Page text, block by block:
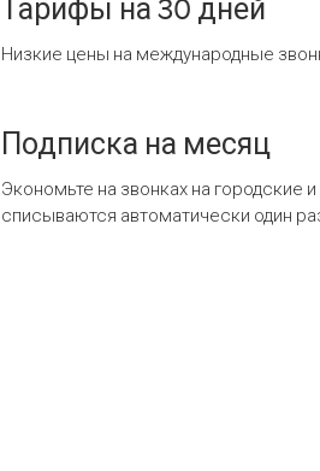
Низкие цены на международные
Подписка на месяц
Экономьте на звонках на городские
списываются автоматически один